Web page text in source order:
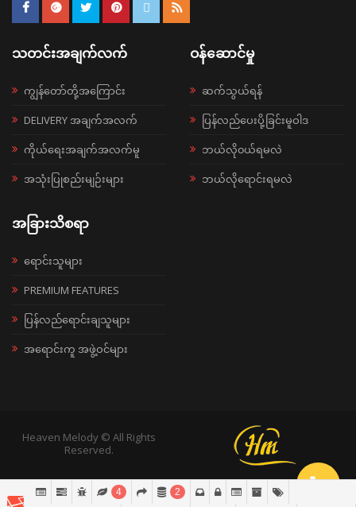
သတင်းအချက်လက်
ကျွန်တော်တို့အကြောင်း
DELIVERY အချက်အလက်
ကိုယ်ရေးအချက်အလက်မူ
အသုံးပြုစည်းမျဉ်းများ
ဝန်ဆောင်မှု
ဆက်သွယ်ရန်
ပြန်လည်ပေးပို့ခြင်းမူဝါဒ
ဘယ်လို၀ယ်ရမလဲ
ဘယ်လိုရောင်းရမလဲ
အခြားသိစရာ
ရောင်းသူများ
PREMIUM FEATURES
ပြန်လည်ရောင်းချသူများ
အရောင်းကူ အဖွဲ့ဝင်များ
Heaven Melody © All Rights
Reserved.
4 2